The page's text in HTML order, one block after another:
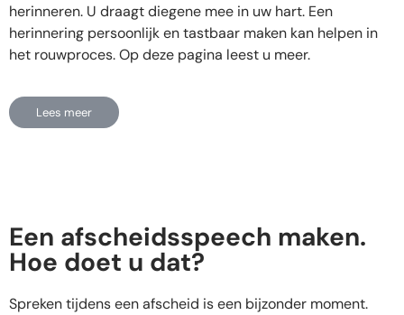
herinneren. U draagt diegene mee in uw hart. Een
herinnering persoonlijk en tastbaar maken kan helpen in
het rouwproces. Op deze pagina leest u meer.
Lees meer
Een afscheidsspeech maken.
Hoe doet u dat?
Spreken tijdens een afscheid is een bijzonder moment.